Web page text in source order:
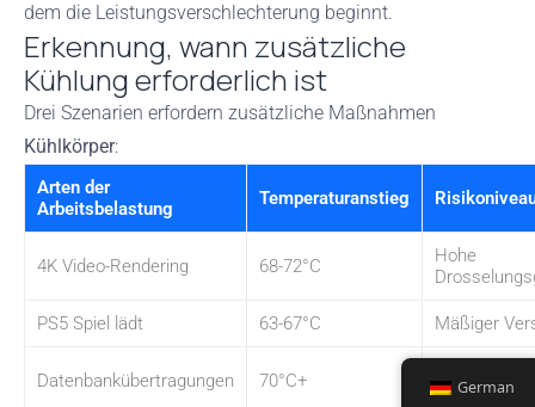
dem die Leistungsverschlechterung beginnt.
Erkennung, wann zusätzliche
Kühlung erforderlich ist
Drei Szenarien erfordern zusätzliche Maßnahmen
Kühlkörper:
Arten der
Arbeitsbelastung
Temperaturanstieg
4K Video-Rendering 68-72°C
Hohe
PS5 Spiel lädt 63-67°C Mäßiger
Datenbankübertragungen 70°C+ German